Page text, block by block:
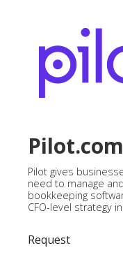
Pilot.com
Pilot gives
need to manage
bookkeeping
CFO-level strategy
Request